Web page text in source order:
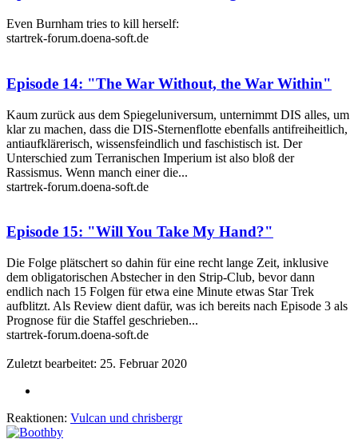
Even Burnham tries to kill herself:
startrek-forum.doena-soft.de
Episode 14: "The War Without, the War Within"
Kaum zurück aus dem Spiegeluniversum, unternimmt DIS alles, um
klar zu machen, dass die DIS-Sternenflotte ebenfalls antifreiheitlich,
antiaufklärerisch, wissensfeindlich und faschistisch ist. Der
Unterschied zum Terranischen Imperium ist also bloß der
Rassismus. Wenn manch einer die...
startrek-forum.doena-soft.de
Episode 15: "Will You Take My Hand?"
Die Folge plätschert so dahin für eine recht lange Zeit, inklusive
dem obligatorischen Abstecher in den Strip-Club, bevor dann
endlich nach 15 Folgen für etwa eine Minute etwas Star Trek
aufblitzt. Als Review dient dafür, was ich bereits nach Episode 3 als
Prognose für die Staffel geschrieben...
startrek-forum.doena-soft.de
Zuletzt bearbeitet: 25. Februar 2020
Reaktionen: Vulcan und chrisbergr